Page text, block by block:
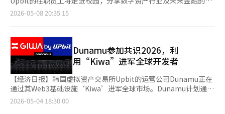
行业的业务准备将加快。 然而，业界也指出仍面临不少挑战。如
块链的交易稳定性与现有金融基础设施的衔接问题也被认为是需要
解决的课题。 权副委员长表示：“Token证券是一个没有明确全
球标准或答案的进行中市场”，并强调“我们必须密切监测新的技
术和商业尝试，持续思考与我们资本市场环境相适应的最佳模
式”。※ 本报道经人工智能（AI）系统翻译与编辑。
今年3月，委员会要求提交额外资料。业内人士认为，公平交易委
员会如何定义支付、金融科技、虚拟资产和数据市场将成为审查的
产平台、NAVER的用户接触和支付数据、哈纳金融的金融基础设
施相结合，可能形成涵盖数字资产、支付、资产管理和区块链金融
的大型生态系统。 然而，期待与挑战并存。虚拟资产交易所与金
融控股的结合伴随着用户保护、内部控制、利益冲突、市场支配力
和数据利用等问题。尤其是交易所业务面临市场波动和监管风险，
哈纳金融的参与不仅会提升两大木的信任度，同时也会要求更严格
的管理责任。 此次投资被视为两大木与制度金融关系的进一步提
融产品（如债券、MMF、股票等）进行代币化，这样可以促进交易
量，市场也在完全复苏。” 关于稳定币，凯瑟琳·陈高度评价其
是比其他支付手段更优越和高效的支付方式，尤其是在汇款等使用
频繁的国家，其效率得到了进一步验证。” 此外，她分析称，近
期美国、欧洲和香港等主要国家的监管整顿也在推动机构投资的扩
大。她表示：“美国在特朗普第二任期内通过了天才法案，使得对
稳定币的监管更加明确。”她补充道：“在欧洲和香港，稳定币条
例的制定使得许多机构投资者和合作伙伴能够更清晰地了解如何更
容易地进入市场。” 在现场的问答环节中，关于韩国虚拟资产监
管和海外交易所汇款监管问题也引发了提问。针对金融信息分析院
了发行和流通代币证券的制度基础。 按地区划分，截至3月底，美
国在市场中占据65.2%的最大份额，其次是欧洲（14.5%）和避税
度完善和基础设施建设，推动资产代币化市场的活跃。 全球代币
化市场规模与传统金融市场相比仍然较小，而在国内，资产代币化
尚未全面展开，因此目前对金融稳定的影响较低。然而，现有金融
系统的脆弱性可能会累积，或出现新的系统性风险。 韩国银行表
示：“代币化可能通过扩大杠杆和加深相互关联性，累积系统脆弱
性。”并分析称：“再担保化可能迅速扩大杠杆，这在价格下跌时
可能引发连锁性去杠杆。” 此外，韩国银行指出：“运营、技术
和法律上的脆弱性可能导致市场信任下降和交易障碍，从而引发金
务经验。 两名于8日宣布将在首尔的六所大学开展数字资产教育项
的在职员工为主讲。去年曾邀请经济与科技领域的专家，今年则由
两名员工亲自授课，重点传达数字资产市场的实务经验和职务故
事。 主要课程为“数字资产与未来金融洞察”，两名员工将解释
数字资产行业的变化及其在金融市场中的角色。接下来的“职业谈
话”环节，由各校校友组成的两名员工将分享职务经验和就业准备
的建议。 活动将于12日在中央大学拉开帷幕，随后在高丽大学、
延世大学、汉阳大学、成均馆大学和首尔大学等六所大学依次举
行。具体安排为：中央大学12日、高丽大学13日、延世大学14
2026-05-08 20:35:15
Dunamu参加共识2026，利
用“Kiwa”进军全球开发者
【经济日报】韩国虚拟资产交易所Upbit的运营公司Dunamu正在
通过其Web3基础设施‘Kiwa’进军全球市场。Dunamu计划通过
参加5月5日至7日在美国迈阿密举行的‘共识2026’活动，向全球
2026-05-04 18:30:00